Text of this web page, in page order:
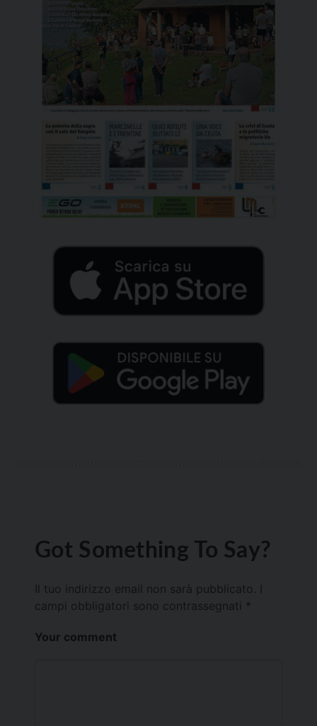
Got Something To Say?
Il tuo indirizzo email non sarà pubblicato.
campi obbligatori sono contrassegnati *
Your comment